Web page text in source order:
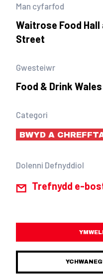
Man cyfarfod
Waitrose Food
Street
Gwesteiwr
Food & Drink
Categori
BWYD A
Dolenni Defnyddiol
Trefnydd e-